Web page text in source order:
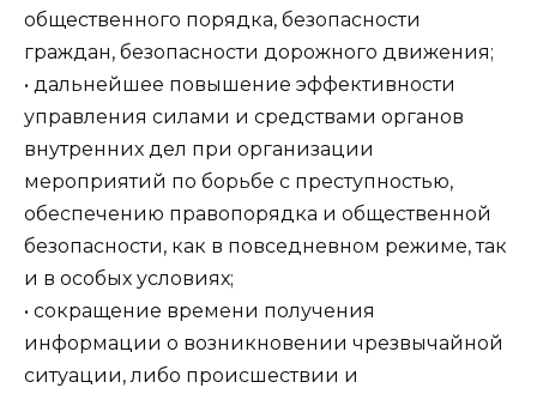
общественного порядка, безопасности
граждан, безопасности дорожного движения;
• дальнейшее повышение эффективности
управления силами и средствами органов
внутренних дел при организации
мероприятий по борьбе с преступностью,
обеспечению правопорядка и общественной
безопасности, как в повседневном режиме, так
и в особых условиях;
• сокращение времени получения
информации о возникновении чрезвычайной
ситуации, либо происшествии и